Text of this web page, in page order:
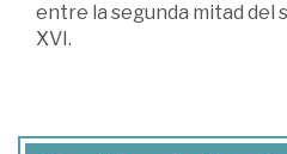
entre la segunda mitad del
XVI.